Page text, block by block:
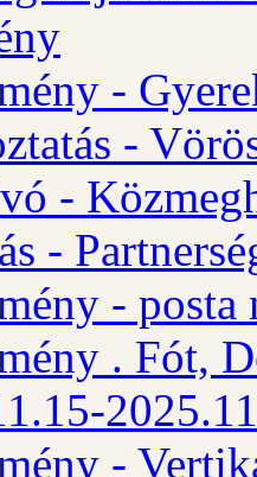
-
-
-
-
- posta
. Fót,
-